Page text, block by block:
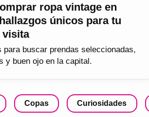
ropa vintage en
únicos para tu
visita
para buscar prendas seleccionadas,
y buen ojo en la capital.
Copas Curiosidades